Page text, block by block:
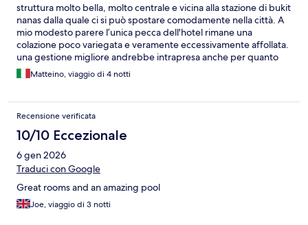
struttura molto bella, molto centrale e vicina alla stazione di bukit
nanas dalla quale ci si può spostare comodamente nella città. A
mio modesto parere l’unica pecca dell'hotel rimane una
colazione poco variegata e veramente eccessivamente affollata.
una gestione migliore andrebbe intrapresa anche per quanto
riguarda l’uso della piscina e dei lettini da sole. da tornarci
Matteino, viaggio di 4 notti
Recensione verificata
10/10 Eccezionale
6 gen 2026
Traduci con Google
Great rooms and an amazing pool
Joe, viaggio di 3 notti